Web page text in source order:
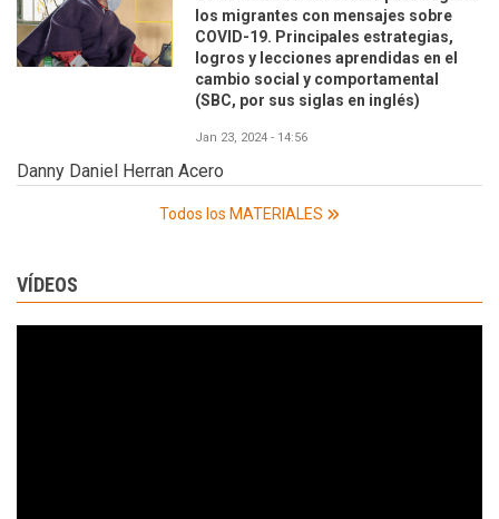
los migrantes con mensajes sobre
COVID-19. Principales estrategias,
logros y lecciones aprendidas en el
cambio social y comportamental
(SBC, por sus siglas en inglés)
Jan 23, 2024 - 14:56
Danny Daniel Herran Acero
Todos los MATERIALES
VÍDEOS